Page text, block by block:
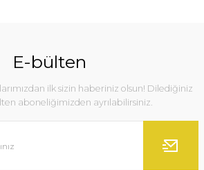
E-bülten
ilk sizin haberiniz olsun! Dilediğiniz
aboneliğimizden ayrılabilirsiniz.